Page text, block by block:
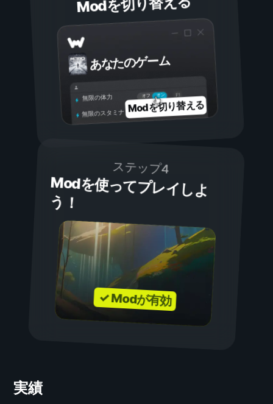
あなたのゲーム
オン
オフ
無限の体力
無限のスタミナ Modを切り替える
ステップ4
Modを使ってプレイしよ
う！
✓ Modが有効
実績